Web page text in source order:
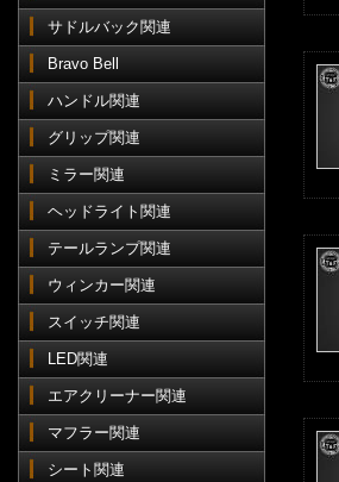
サドルバック関連
Bravo Bell
ハンドル関連
グリップ関連
ミラー関連
ヘッドライト関連
テールランプ関連
ウィンカー関連
スイッチ関連
LED関連
エアクリーナー関連
マフラー関連
シート関連